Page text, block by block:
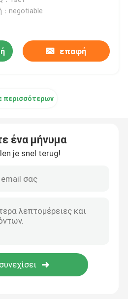
PE
ταινιών
Flexo
που κατασκευάζει τη μηχανή
κατασκευάζει τη μηχανή
τη μηχανή
：negotiable
επαφή
περισσότερων
ένα μήνυμα
je snel terug!